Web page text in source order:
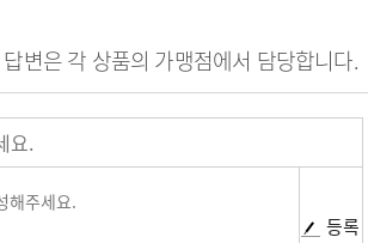
변은 각 상품의 가맹점에서 담당합니다.
등록